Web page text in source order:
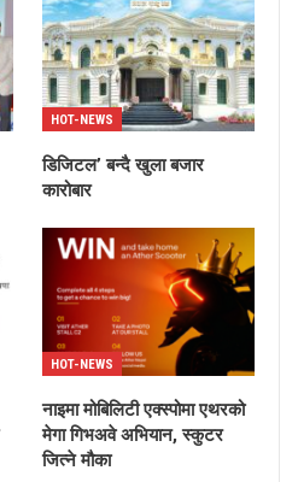
HOT-NEWS
डिजिटल’ बन्दै खुला बजार
कारोबार
HOT-NEWS
नाइमा मोबिलिटी एक्स्पोमा एथरको
मेगा गिभअवे अभियान, स्कुटर
जित्ने मौका